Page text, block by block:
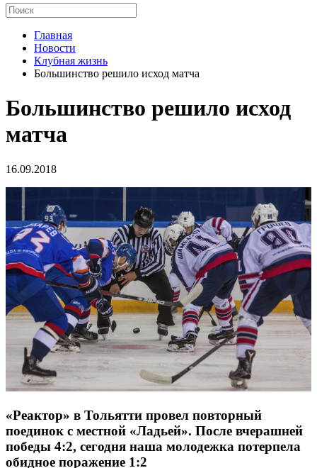
Главная
Новости
Клубная жизнь
Большинство решило исход матча
Большинство решило исход
матча
16.09.2018
«Реактор» в Тольятти провел повторный
поединок с местной «Ладьей». После вчерашней
победы 4:2, сегодня наша молодежка потерпела
обидное поражение 1:2